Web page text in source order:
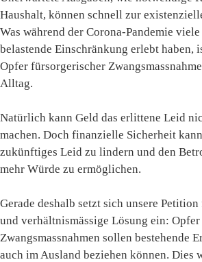
Haushalt, können schnell zur
Was während der Corona-Pandemie
belastende Einschränkung erlebt haben,
Opfer fürsorgerischer
Alltag.
Natürlich kann Geld das erlittene Leid
machen. Doch finanzielle Sicherheit
zukünftiges Leid zu lindern und den
mehr Würde zu ermöglichen.
Gerade deshalb setzt sich unsere
und verhältnismässige Lösung ein:
Zwangsmassnahmen sollen bestehende
auch im Ausland beziehen können. Dies